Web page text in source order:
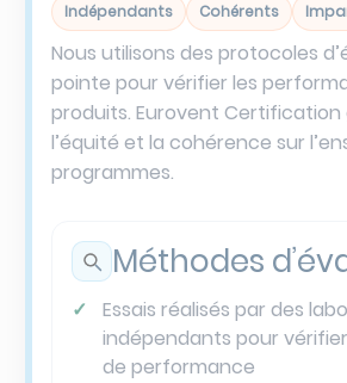
Indépendants Cohérents
Nous utilisons des protocoles
pointe pour vérifier les
produits. Eurovent
l’équité et la cohérence sur
programmes.
Méthodes
Essais réalisés par des
indépendants pour
de performance